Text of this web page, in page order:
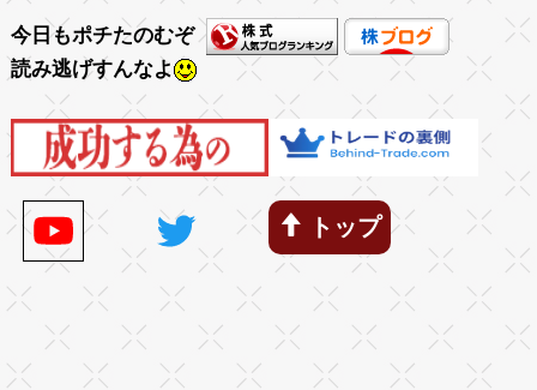
今日もポチたのむぞ
読み逃げすんなよ
トップ